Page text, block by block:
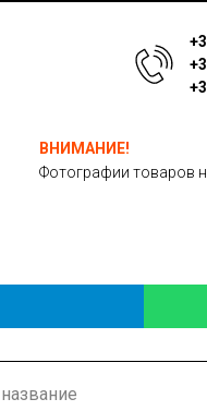
ВНИМАНИЕ!
Фотографии товаров